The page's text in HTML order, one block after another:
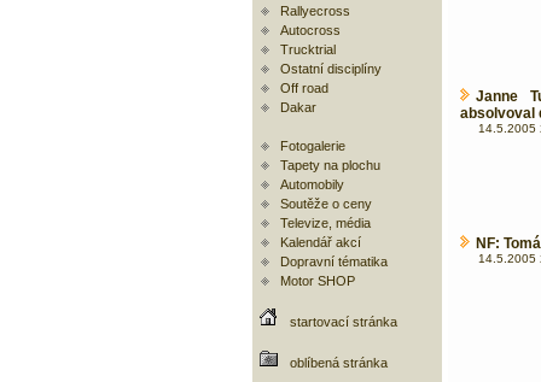
Rallyecross
Autocross
Trucktrial
Ostatní disciplíny
Off road
Dakar
Fotogalerie
Tapety na plochu
Automobily
Soutěže o ceny
Televize, média
Kalendář akcí
Dopravní tématika
Motor SHOP
startovací stránka
oblíbená stránka
Janne
absolvoval
14.5.2005
NF:
14.5.2005